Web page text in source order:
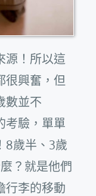
源！所以這
很興奮，但
數並不
考驗，單單
8歲半、3歲
？就是他們
行李的移動